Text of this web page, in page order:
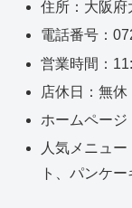
住所：大阪府
電話番号：
営業時間：
店休日：無休
ホームページ
人気メニュ
ト、パンケー